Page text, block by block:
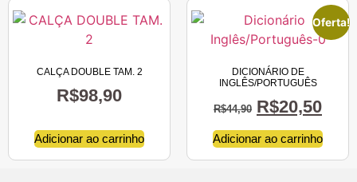
CALÇA DOUBLE TAM. 2
R$98,90
Adicionar ao carrinho
Oferta!
DICIONÁRIO DE
INGLÊS/PORTUGUÊS
R$44,90 R$20,50
Adicionar ao carrinho